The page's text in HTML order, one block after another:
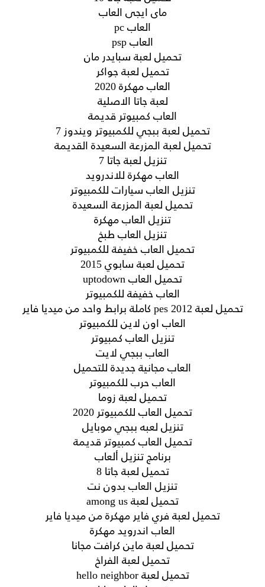
ماى ايجى العاب
العاب pc
العاب psp
تحميل لعبة سبايدر مان
تحميل لعبة جواكر
العاب مهكرة 2020
لعبة جاتا الاصلية
العاب كمبيوتر قديمة
تحميل لعبة ببجي للكمبيوتر ويندوز 7
تحميل لعبة المزرعة السعيدة القديمة
تنزيل لعبة جاتا 7
العاب مهكرة للاندرويد
تنزيل العاب سيارات للكمبيوتر
تحميل لعبة المزرعة السعيدة
تنزيل العاب مهكرة
تنزيل العاب طبخ
تحميل العاب خفيفة للكمبيوتر
تحميل لعبة سابوي 2015
تحميل العاب uptodown
العاب خفيفة للكمبيوتر
تحميل لعبة pes 2012 كاملة برابط واحد من ميديا فاير
العاب اون لاين للكمبيوتر
تنزيل العاب كمبيوتر
العاب ببجي لايت
العاب مجانية جديدة للتحميل
العاب حرب للكمبيوتر
تحميل لعبة زوما
تحميل العاب للكمبيوتر 2020
تنزيل لعبه ببجي موبايل
تحميل العاب كمبيوتر قديمة
برنامج تنزيل ألعاب
تحميل لعبة جاتا 8
تنزيل العاب بدون نت
تحميل لعبة among us
تحميل لعبة فري فاير مهكرة من ميديا فاير
العاب اندرويد مهكرة
تحميل لعبة ماين كرافت مجانا
تحميل لعبة الفراخ
تحميل لعبة hello neighbor